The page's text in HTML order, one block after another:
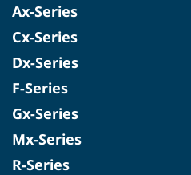
Ax-Series
Cx-Series
Dx-Series
F-Series
Gx-Series
Mx-Series
R-Series